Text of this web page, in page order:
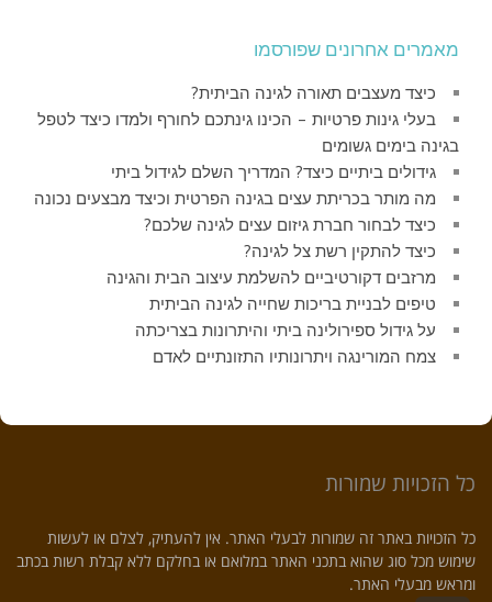
מאמרים אחרונים שפורסמו
כיצד מעצבים תאורה לגינה הביתית?
בעלי גינות פרטיות – הכינו גינתכם לחורף ולמדו כיצד לטפל
בגינה בימים גשומים
גידולים ביתיים כיצד? המדריך השלם לגידול ביתי
מה מותר בכריתת עצים בגינה הפרטית וכיצד מבצעים נכונה
כיצד לבחור חברת גיזום עצים לגינה שלכם?
כיצד להתקין רשת צל לגינה?
מרזבים דקורטיביים להשלמת עיצוב הבית והגינה
טיפים לבניית בריכות שחייה לגינה הביתית
על גידול ספירולינה ביתי והיתרונות בצריכתה
צמח המורינגה ויתרונותיו התזונתיים לאדם
כל הזכויות שמורות
כל הזכויות באתר זה שמורות לבעלי האתר. אין להעתיק, לצלם או לעשות
שימוש מכל סוג שהוא בתכני האתר במלואם או בחלקם ללא קבלת רשות בכתב
ומראש מבעלי האתר.